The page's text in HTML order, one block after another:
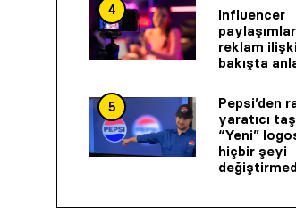
4
Influencer
reklam
bakışta
5
Pepsi’den
yaratıcı
“Yeni”
hiçbir şeyi